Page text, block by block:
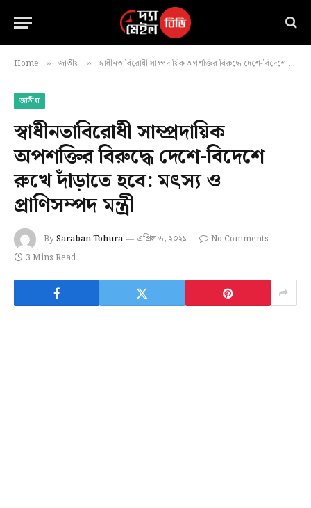
Home » জাতীয় » স্বাধীনতাবিরোধী সাম্প্রদায়িক অপশক্তির বিরুদ্ধে দেশে-বিদেশে রুখে দাঁড়াতে হবে: মৎস্য ও প্রাণিসম্পদ মন্ত্রী
জাতীয়
স্বাধীনতাবিরোধী সাম্প্রদায়িক
অপশক্তির বিরুদ্ধে দেশে-বিদেশে
রুখে দাঁড়াতে হবে: মৎস্য ও
প্রাণিসম্পদ মন্ত্রী
BySaraban Tohura এপ্রিল ৬, ২০২১
No Comments
3 Mins Read